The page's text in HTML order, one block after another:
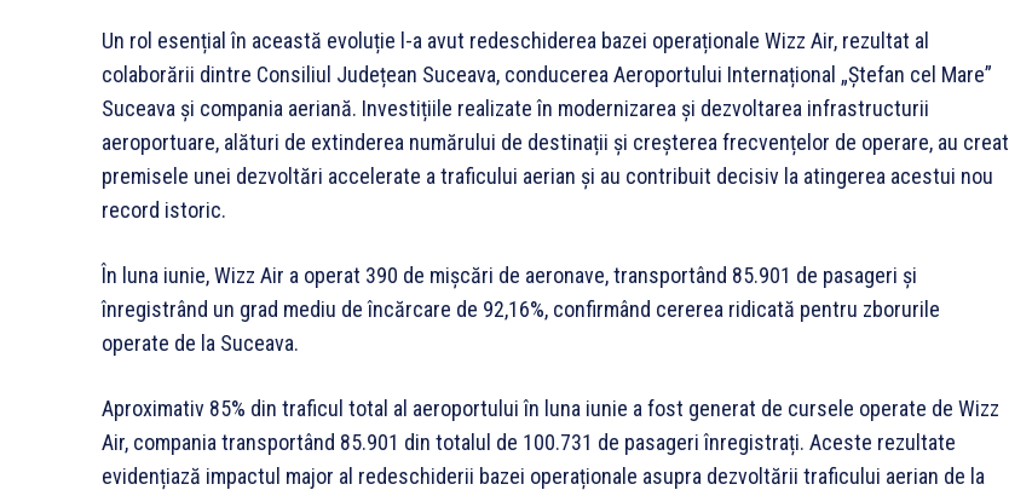
Un rol esențial în această evoluție l-a avut redeschiderea bazei operaționale Wizz Air, rezultat al
colaborării dintre Consiliul Județean Suceava, conducerea Aeroportului Internațional „Ștefan cel Mare”
Suceava și compania aeriană. Investițiile realizate în modernizarea și dezvoltarea infrastructurii
aeroportuare, alături de extinderea numărului de destinații și creșterea frecvențelor de operare, au creat
premisele unei dezvoltări accelerate a traficului aerian și au contribuit decisiv la atingerea acestui nou
record istoric.
În luna iunie, Wizz Air a operat 390 de mișcări de aeronave, transportând 85.901 de pasageri și
înregistrând un grad mediu de încărcare de 92,16%, confirmând cererea ridicată pentru zborurile
operate de la Suceava.
Aproximativ 85% din traficul total al aeroportului în luna iunie a fost generat de cursele operate de Wizz
Air, compania transportând 85.901 din totalul de 100.731 de pasageri înregistrați. Aceste rezultate
evidențiază impactul major al redeschiderii bazei operaționale asupra dezvoltării traficului aerian de la